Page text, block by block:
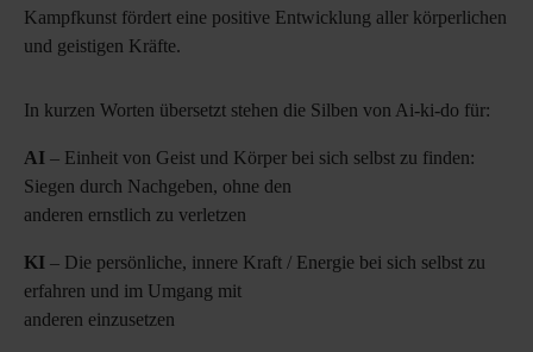
Kampfkunst fördert eine positive Entwicklung aller körperlichen
und geistigen Kräfte.
In kurzen Worten übersetzt stehen die Silben von Ai-ki-do für:
AI – Einheit von Geist und Körper bei sich selbst zu finden:
Siegen durch Nachgeben, ohne den
anderen ernstlich zu verletzen
KI – Die persönliche, innere Kraft / Energie bei sich selbst zu
erfahren und im Umgang mit
anderen einzusetzen